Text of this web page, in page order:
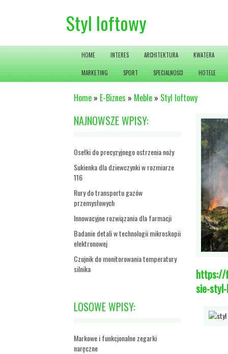
Styl loftowy
HOME INTERES ARCHITEKTURA KWATERA
MARKETING SPORT SPECJALNOŚCI HOTELE
Home » E-Biznes » Meble » Styl loftowy
NAJNOWSZE WPISY:
Osełki do precyzyjnego ostrzenia noży
Sukienka dla dziewczynki w rozmiarze
116
Rury do transportu gazów
przemysłowych
Innowacyjne rozwiązania dla farmacji
Badanie detali w technologii mikroskopii
elektronowej
Czujnik do monitorowania temperatury
silnika
LOSOWE WPISY:
Markowe i funkcjonalne zegarki
naręczne
https://
sie-